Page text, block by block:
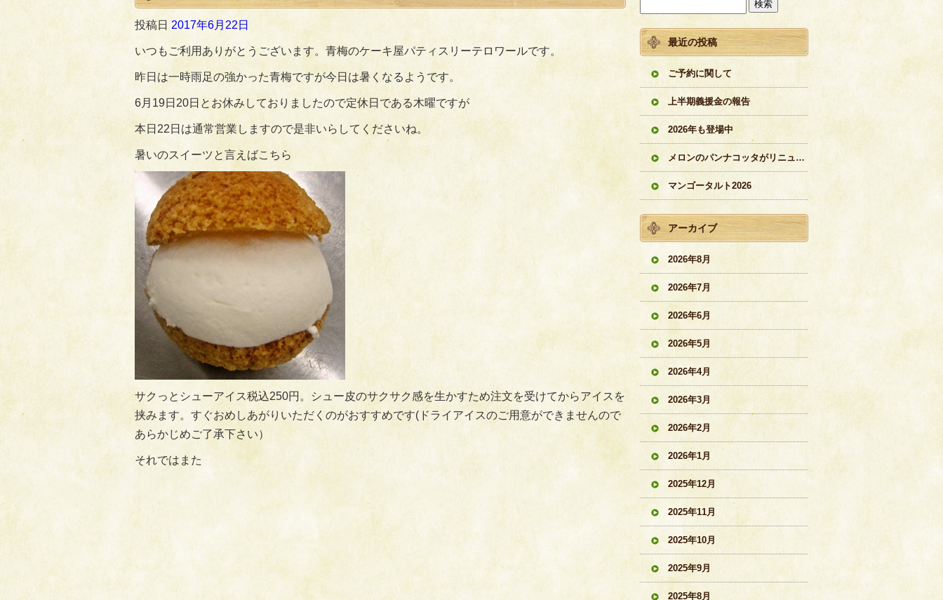
投稿日 2017年6月22日
いつもご利用ありがとうございます。青梅のケーキ屋パティスリーテロワールです。
昨日は一時雨足の強かった青梅ですが今日は暑くなるようです。
6月19日20日とお休みしておりましたので定休日である木曜ですが
本日22日は通常営業しますので是非いらしてくださいね。
暑いのスイーツと言えばこちら
サクっとシューアイス税込250円。シュー皮のサクサク感を生かすため注文を受けてからアイスを
挟みます。すぐおめしあがりいただくのがおすすめです(ドライアイスのご用意ができませんので
あらかじめご了承下さい）
それではまた
最近の投稿
ご予約に関して
上半期義援金の報告
2026年も登場中
メロンのパンナコッタがリニューアル
マンゴータルト2026
アーカイブ
2026年8月
2026年7月
2026年6月
2026年5月
2026年4月
2026年3月
2026年2月
2026年1月
2025年12月
2025年11月
2025年10月
2025年9月
2025年8月